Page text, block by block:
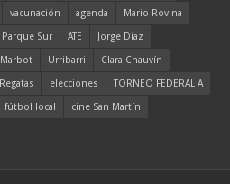
vacunación agenda
Mario Rovina
Parque Sur ATE
Jorge Díaz
Marbot Urribarri
Clara Chauvín
Regatas elecciones
TORNEO FEDERAL A
fútbol local cine San Martín